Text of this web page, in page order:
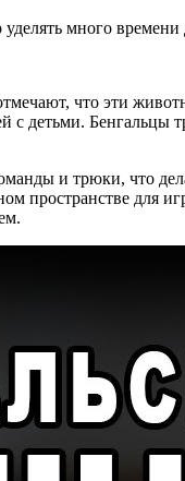
много времени
что эти
с детьми. Бенгальцы
и трюки, что
пространстве для